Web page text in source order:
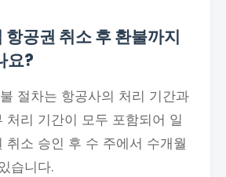
공권 취소 후 환불까지
요?
절차는 항공사의 처리 기간과
처리 기간이 모두 포함되어 일
취소 승인 후 수 주에서 수개월
습니다.